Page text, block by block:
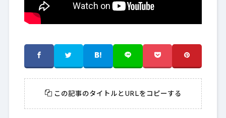
この記事のタイトルとURLをコピーする